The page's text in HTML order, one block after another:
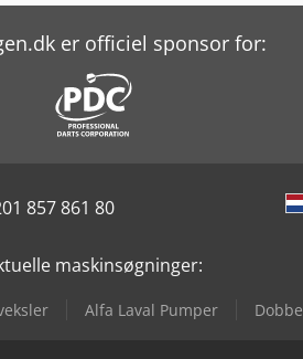
er officiel sponsor for:
857 861 80
maskinsøgninger:
Alfa Laval Pumper